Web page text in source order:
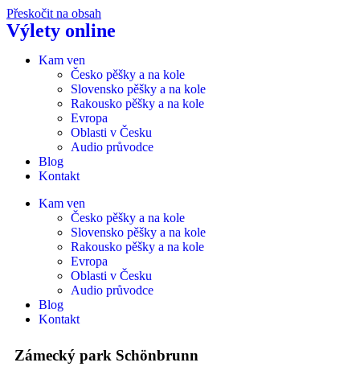
Přeskočit na obsah
Výlety online
Kam ven
Česko pěšky a na kole
Slovensko pěšky a na kole
Rakousko pěšky a na kole
Evropa
Oblasti v Česku
Audio průvodce
Blog
Kontakt
Kam ven
Česko pěšky a na kole
Slovensko pěšky a na kole
Rakousko pěšky a na kole
Evropa
Oblasti v Česku
Audio průvodce
Blog
Kontakt
Zámecký park Schönbrunn